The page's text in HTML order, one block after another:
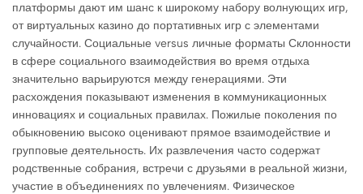
платформы дают им шанс к широкому набору волнующих игр,
от виртуальных казино до портативных игр с элементами
случайности. Социальные versus личные форматы Склонности
в сфере социального взаимодействия во время отдыха
значительно варьируются между генерациями. Эти
расхождения показывают изменения в коммуникационных
инновациях и социальных правилах. Пожилые поколения по
обыкновению высоко оценивают прямое взаимодействие и
групповые деятельность. Их развлечения часто содержат
родственные собрания, встречи с друзьями в реальной жизни,
участие в объединениях по увлечениям. Физическое